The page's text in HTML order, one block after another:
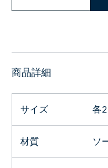
商品詳細
サイズ 各
材質 ソ